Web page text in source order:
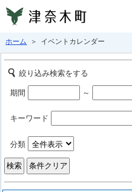
ホーム ＞ イベントカレンダー
絞り込み検索をする
期間 ～
キーワード
分類